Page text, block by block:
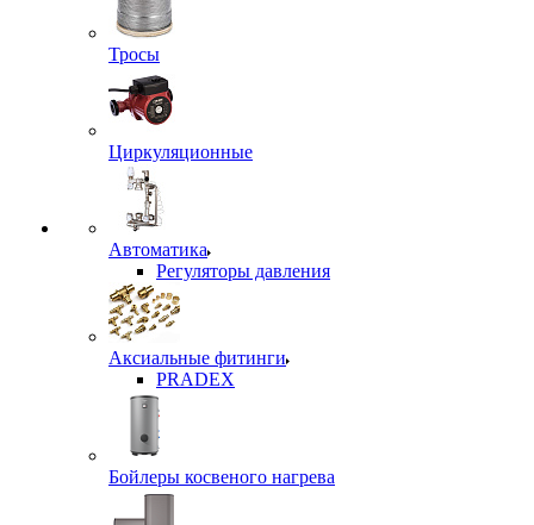
Тросы
Циркуляционные
Автоматика
Регуляторы давления
Аксиальные фитинги
PRADEX
Бойлеры косвеного нагрева